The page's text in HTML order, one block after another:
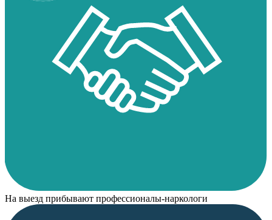
На выезд прибывают профессионалы-наркологи